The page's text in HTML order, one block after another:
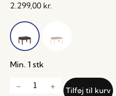
2.299,00 kr.
Min. 1 stk
Tilføj til kurv